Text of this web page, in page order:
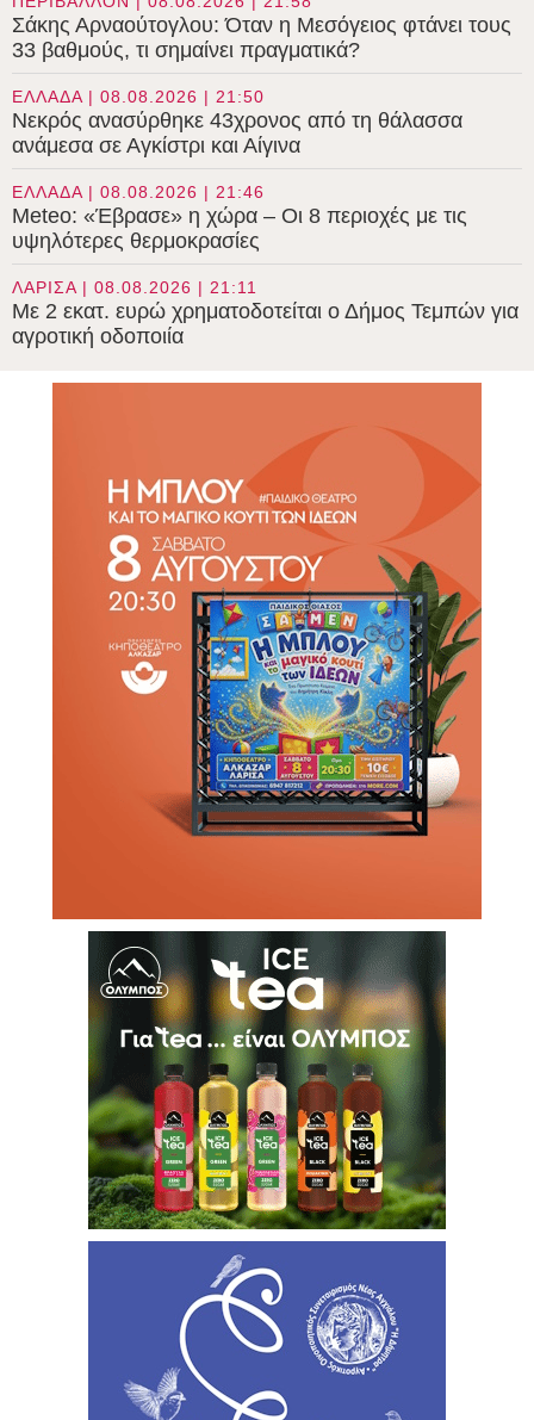
Σάκης Αρναούτογλου: Όταν η Μεσόγειος φτάνει τους
33 βαθμούς, τι σημαίνει πραγματικά?
ΕΛΛΑΔΑ | 08.08.2026 | 21:50
Νεκρός ανασύρθηκε 43χρονος από τη θάλασσα
ανάμεσα σε Αγκίστρι και Αίγινα
ΕΛΛΑΔΑ | 08.08.2026 | 21:46
Meteo: «Έβρασε» η χώρα – Οι 8 περιοχές με τις
υψηλότερες θερμοκρασίες
ΛΑΡΙΣΑ | 08.08.2026 | 21:11
Με 2 εκατ. ευρώ χρηματοδοτείται ο Δήμος Τεμπών για
αγροτική οδοποιία